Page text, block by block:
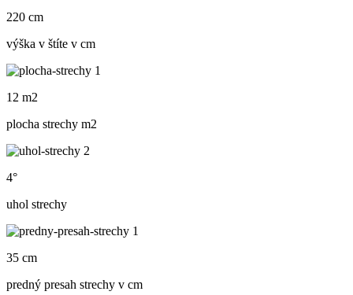
220 cm
výška v štíte v cm
12 m2
plocha strechy m2
4°
uhol strechy
35 cm
predný presah strechy v cm